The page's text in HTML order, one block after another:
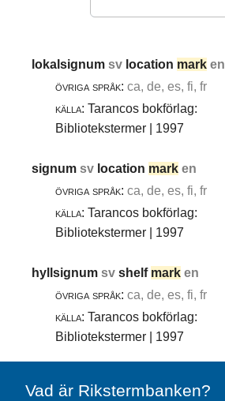
lokalsignumsv location mark en
övriga språk: ca, de, es, fi, fr
källa: Tarancos bokförlag:
Bibliotekstermer | 1997
signumsv location mark en
övriga språk: ca, de, es, fi, fr
källa: Tarancos bokförlag:
Bibliotekstermer | 1997
hyllsignumsvshelf mark en
övriga språk: ca, de, es, fi, fr
källa: Tarancos bokförlag:
Bibliotekstermer | 1997
Vad är Rikstermbanken?